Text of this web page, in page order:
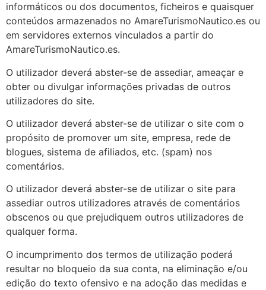
informáticos ou dos documentos, ficheiros e quaisquer
conteúdos armazenados no AmareTurismoNautico.es ou
em servidores externos vinculados a partir do
AmareTurismoNautico.es.
O utilizador deverá abster-se de assediar, ameaçar e
obter ou divulgar informações privadas de outros
utilizadores do site.
O utilizador deverá abster-se de utilizar o site com o
propósito de promover um site, empresa, rede de
blogues, sistema de afiliados, etc. (spam) nos
comentários.
O utilizador deverá abster-se de utilizar o site para
assediar outros utilizadores através de comentários
obscenos ou que prejudiquem outros utilizadores de
qualquer forma.
O incumprimento dos termos de utilização poderá
resultar no bloqueio da sua conta, na eliminação e/ou
edição do texto ofensivo e na adoção das medidas e